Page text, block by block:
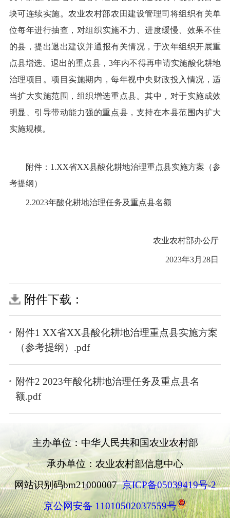
块可连续实施。农业农村部农田建设管理司 将组织有关单
位每年进行抽查，对组织实施不力、进度缓慢、效果不佳
的县，提出退出建议并通报有关情况，于次年组织开展重
点县增选。退出的重点县， 3年内不得再申请实施酸化耕地
治理项目。项目实施期内，每年视中央财政投入情况 ，适
当扩大实施范围，组织增选重点县。其中，对于实施成效
明显、引导带动能力强的重点县，支持在本县范围内扩大
实施规模。
附件： 1.XX省XX县酸化耕地治理重点县实施方案（参
考提纲）
2.2023年酸化耕地治理任务及重点县名额
农业农村部办公厅
2023年3月 28日
附件下载：
附件1 XX省XX县酸化耕地治理重点县实施方案
（参考提纲）.pdf
附件2 2023年酸化耕地治理任务及重点县名
额.pdf
主办单位：中华人民共和国农业农村部
承办单位：农业农村部信息中心
网站识别码bm21000007京ICP备05039419号-2
京公网安备 11010502037559号